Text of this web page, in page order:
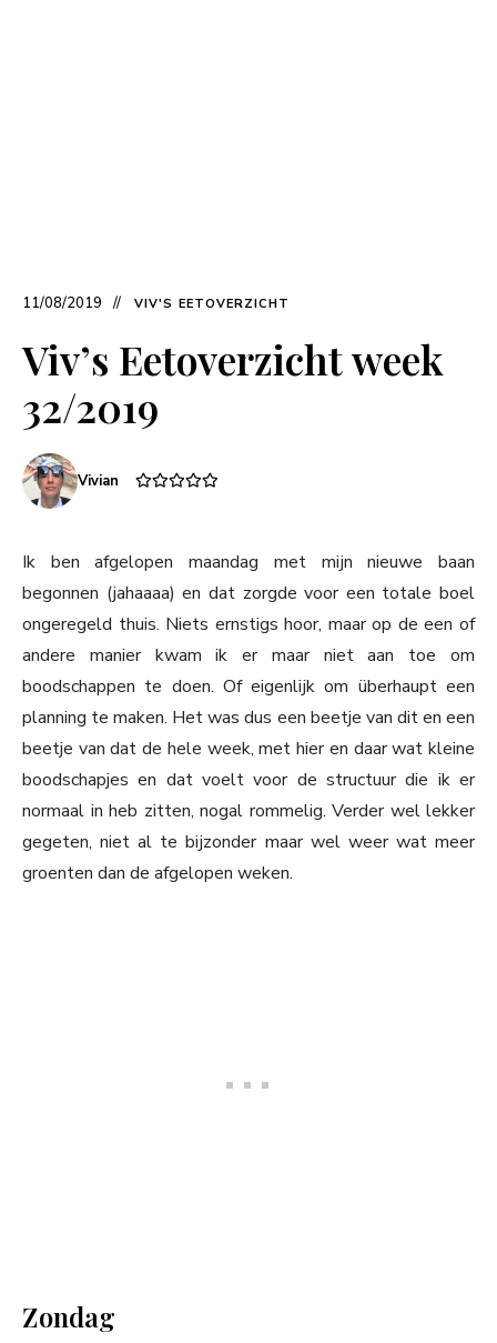
11/08/2019 VIV'S EETOVERZICHT
Viv’s Eetoverzicht week
32/2019
Vivian
Ik ben afgelopen maandag met mijn nieuwe baan
begonnen (jahaaaa) en dat zorgde voor een totale boel
ongeregeld thuis. Niets ernstigs hoor, maar op de een of
andere manier kwam ik er maar niet aan toe om
boodschappen te doen. Of eigenlijk om überhaupt een
planning te maken. Het was dus een beetje van dit en een
beetje van dat de hele week, met hier en daar wat kleine
boodschapjes en dat voelt voor de structuur die ik er
normaal in heb zitten, nogal rommelig. Verder wel lekker
gegeten, niet al te bijzonder maar wel weer wat meer
groenten dan de afgelopen weken.
Zondag